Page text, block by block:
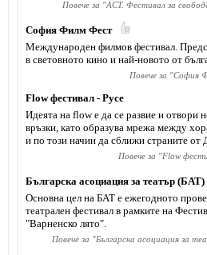
Повече за "АСТ. Фестивал за
София Филм Фест
Международен филмов фестивал.
в световното кино и най-новото от
Повече за "София
Flow фестивал - Русе
Идеята на flow е да се развие и отвори
връзки, като образува мрежа между
и по този начин да сближи страните от
Повече за "Flow
Българска асоциация за театър (БАТ)
Основна цел на БАТ е ежегодното
театрален фестивал в рамките на
"Варненско лято".
Повече за "Българска асоциация за